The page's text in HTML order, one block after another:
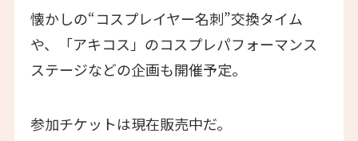
懐かしの“コスプレイヤー名刺”交換タイム
や、「アキコス」のコスプレパフォーマンス
ステージなどの企画も開催予定。
参加チケットは現在販売中だ。